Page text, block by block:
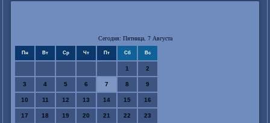
Сегодня: Пятница, 7 Августа
Пн Вт Ср Чт Пт Сб Вс
1 2
3 4 5 6 7 8 9
10 11 12 13 14 15 16
17 18 19 20 21 22 23